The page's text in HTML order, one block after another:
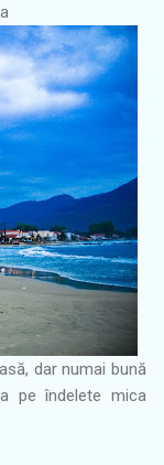
dar numai bună
pe îndelete mica